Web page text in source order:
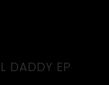
DADDY EP